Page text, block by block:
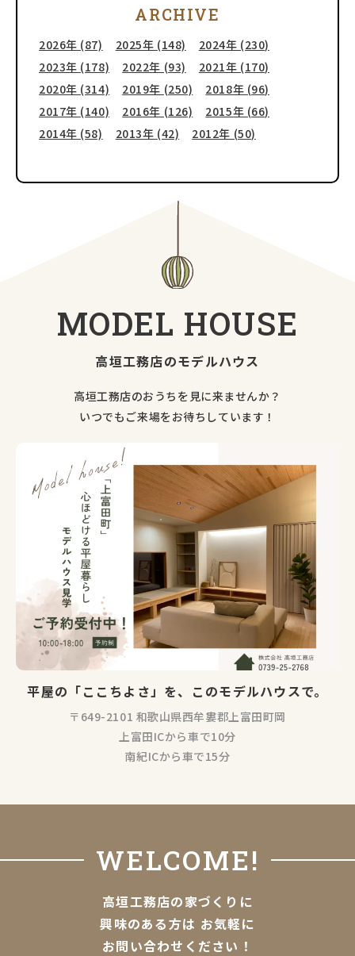
ARCHIVE
2026年 (87) 2025年 (148)
2024年 (230)
2023年 (178)
2022年 (93)
2021年 (170)
2020年 (314)
2019年 (250)
2018年 (96)
2017年 (140)
2016年 (126)
2015年 (66)
2014年 (58)
2013年 (42) 2012年 (50)
MODEL HOUSE
高垣工務店のモデルハウス
高垣工務店のおうちを見に来ませんか？
いつでもご来場をお待ちしています！
平屋の「ここちよさ」を、このモデルハウスで。
〒649-2101 和歌山県西牟婁郡上富田町岡
上富田ICから車で10分
南紀ICから車で15分
WELCOME!
高垣工務店の家づくりに
興味のある方は お気軽に
お問い合わせください！